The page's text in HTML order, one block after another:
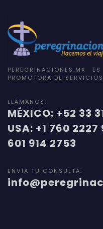
PEREGRINACIONES.MX
PROMOTORA DE
LLÁMANOS:
MÉXICO: +52 33
USA: +1 760
601 914 2753
ENVÍA TU CONSULTA: